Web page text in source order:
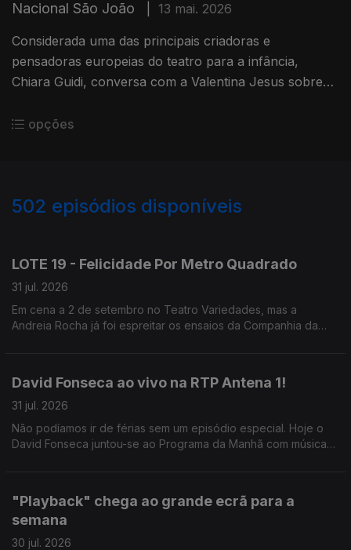
Nacional São João
13 mai. 2026
Considerada uma das principais criadoras e
pensadoras europeias do teatro para a infância,
Chiara Guidi, conversa com a Valentina Jesus sobre
opções
502 episódios disponíveis
LOTE 19 - Felicidade Por Metro Quadrado
31 jul. 2026
Em cena a 2 de setembro no Teatro Variedades, mas a
Andreia Rocha já foi espreitar os ensaios da Companhia da
David Fonseca ao vivo na RTP Antena 1!
31 jul. 2026
Não podíamos ir de férias sem um episódio especial. Hoje o
David Fonseca juntou-se ao Programa da Manhã com música
"Playback" chega ao grande ecrã para a
semana
30 jul. 2026